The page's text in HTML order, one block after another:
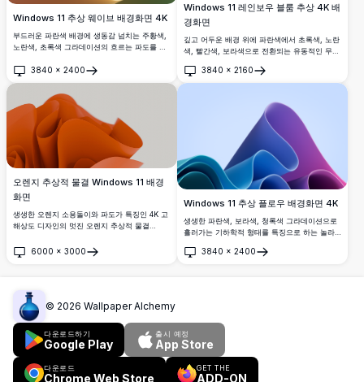
Windows 11 추상 웨이브 배경화면 4K
부드러운 파란색 배경에 생동감 넘치는 주황색,
노란색, 초록색 그라데이션의 흐르는 파도를 특
경화면. 현대적인 디지털 미학의 본질을 포착하
한 고해상도 데스크톱 배경.
3840 × 2400
열기
Windows 11 레인보우 블룸 추상 4K 배
경화면
깊고 어두운 배경 위에 파란색에서 초록색, 노란
색, 빨간색, 보라색으로 전환되는 유동적인 무지
룸이 특징인 멋진 Windows 11 공식 배경화면입
니다.
3840 × 2160
열기
오렌지 추상적 물결 Windows 11 배경
화면
생생한 오렌지 소용돌이와 파도가 특징인 4K 고
해상도 디자인의 멋진 오렌지 추상적 물결
이나 Windows 11 배경을 향상시키기에 완벽한
이 고품질 배경화면은 현대적이고 예술적인 터
당신의 화면에 과감하고 역동적인 미학을 가져
다줍니다.
6000 × 3000
열기
Windows 11 추상 플로우 배경화면 4K
생생한 파란색, 보라색, 청록색 그라데이션으로
흘러가는 기하학적 형태를 특징으로 하는 놀라
선과 현대적인 디자인 요소로 Windows 11 데스
3840 × 2400
열기
© 2026 Wallpaper Alchemy
다운로드하기
Google Play
출시 예정
App Store
다운로드
Chrome Web Store
GET THE
ADD-ON